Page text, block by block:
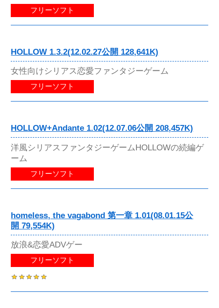
フリーソフト
HOLLOW 1.3.2(12.02.27公開 128,641K)
女性向けシリアス恋愛ファンタジーゲーム
フリーソフト
HOLLOW+Andante 1.02(12.07.06公開 208,457K)
洋風シリアスファンタジーゲームHOLLOWの続編ゲ
ーム
フリーソフト
homeless, the vagabond 第一章 1.01(08.01.15公
開 79,554K)
放浪&恋愛ADVゲー
フリーソフト